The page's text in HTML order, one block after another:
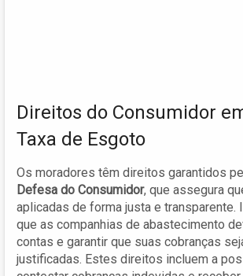
Direitos do Consumidor
Taxa de Esgoto
Os moradores têm direitos garantidos
Defesa do Consumidor, que assegura
aplicadas de forma justa e
que as companhias de abastecimento
contas e garantir que suas cobranças
justificadas. Estes direitos incluem a